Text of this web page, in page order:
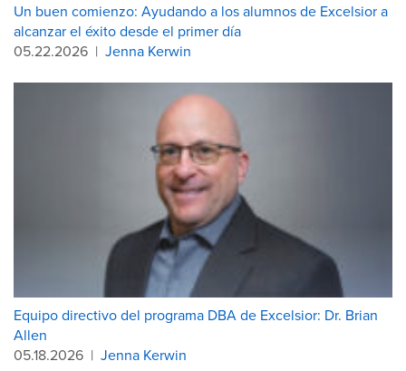
Un buen comienzo: Ayudando a los alumnos de Excelsior a
alcanzar el éxito desde el primer día
05.22.2026 | Jenna Kerwin
Equipo directivo del programa DBA de Excelsior: Dr. Brian
Allen
05.18.2026 | Jenna Kerwin